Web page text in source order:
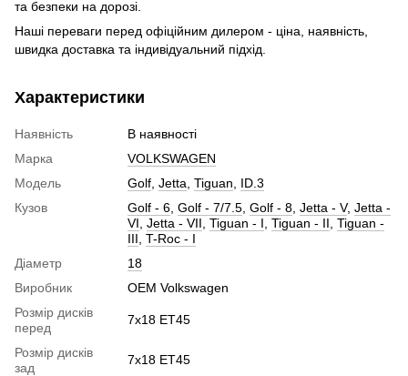
та безпеки на дорозі.
Наші переваги перед офіційним дилером - ціна, наявність,
швидка доставка та індивідуальний підхід.
Характеристики
Наявність
В наявності
Марка
VOLKSWAGEN
Модель
Golf Jetta Tiguan
ID.3
Кузов
Golf - 6 Golf - 7/7.5 Golf - 8 Jetta - V, Jetta -
VI Jetta - VII Tiguan - I Tiguan - II Tiguan -
III T-Roc - I
Діаметр
18
Виробник
OEM Volkswagen
Розмір дисків
перед
7x18 ET45
Розмір дисків
зад
7x18 ET45